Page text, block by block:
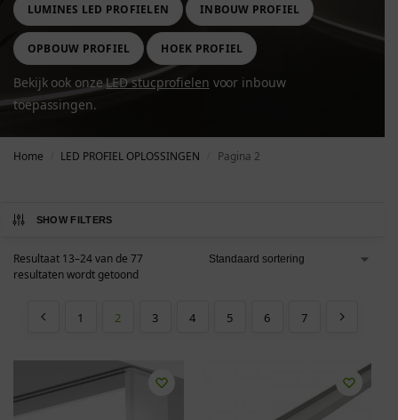
LUMINES LED PROFIELEN INBOUW PROFIEL
OPBOUW PROFIEL HOEK PROFIEL
Bekijk ook onzeLED stucprofielen voor inbouw
toepassingen.
Home LED PROFIEL OPLOSSINGEN Pagina 2
SHOW FILTERS
Resultaat 13–24 van de 77
resultaten wordt getoond
1 2 3 4 5 6 7